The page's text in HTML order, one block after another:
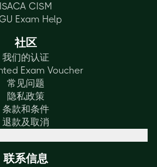
ISACA CISM
Exam Help
社区
我们的认证
Exam Voucher
常见问题
隐私政策
条款和条件
退款及取消
联系信息